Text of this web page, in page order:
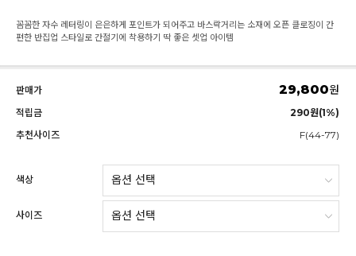
꼼꼼한 자수 레터링이 은은하게 포인트가 되어주고 바스락거리는 소재에 오픈 클로징이 간
편한 반집업 스타일로 간절기에 착용하기 딱 좋은 셋업 아이템
판매가 29,800원
적립금
290원(1%)
추천사이즈
F(44-77)
색상
사이즈